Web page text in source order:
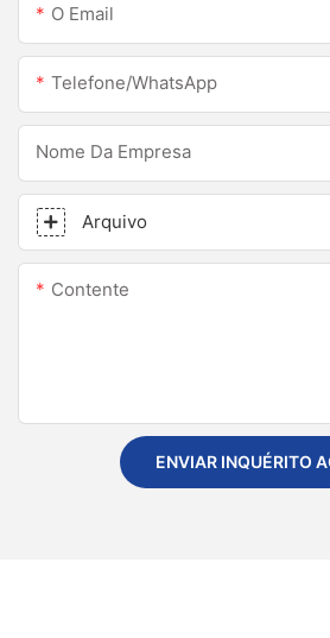
O Email
Telefone/WhatsApp
Nome Da Empresa
Arquivo
Contente
ENVIAR INQUÉRITO